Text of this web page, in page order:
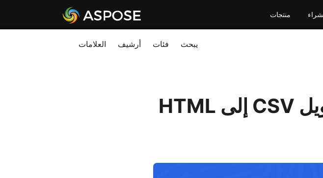
منتجات
يبحث فئات أرشيف العلامات
دليل خطوة بخطوة لتحويل CSV إلى HTML